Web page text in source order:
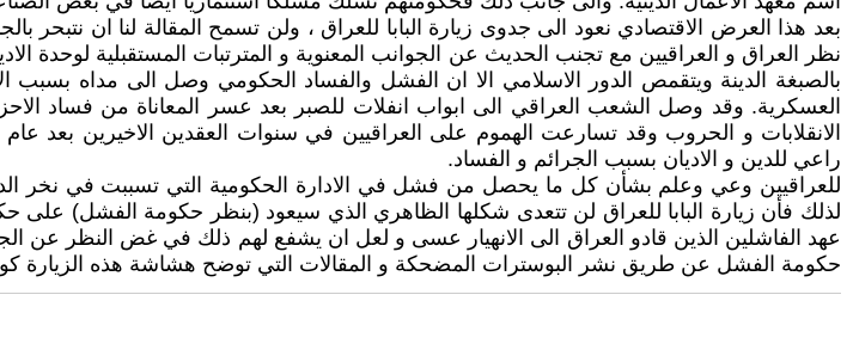
بعد هذا العرض الاقتصادي نعود الى جدوى زيارة البابا للعراق ، ولن تسمح المقالة لنا ان
نظر العراق و العراقيين مع تجنب الحديث عن الجوانب المعنوية و المترتبات المستقبلية لوحدة
بالصبغة الدينة ويتقمص الدور الاسلامي الا ان الفشل والفساد الحكومي وصل الى مداه بسبب
العسكرية. وقد وصل الشعب العراقي الى ابواب انفلات للصبر بعد عسر المعاناة من فساد
راعي للدين و الاديان بسبب الجرائم و الفساد.
للعراقيين وعي وعلم بشأن كل ما يحصل من فشل في الادارة الحكومية التي تسببت في نخر
لذلك فأن زيارة البابا للعراق لن تتعدى شكلها الظاهري الذي سيعود (بنظر حكومة الفشل) على
عهد الفاشلين الذين قادو العراق الى الانهيار عسى و لعل ان يشفع لهم ذلك في غض النظر عن
حكومة الفشل عن طريق نشر البوسترات المضحكة و المقالات التي توضح هشاشة هذه الزيارة